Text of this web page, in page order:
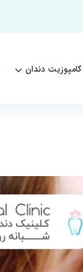
کامپوزیت دندان